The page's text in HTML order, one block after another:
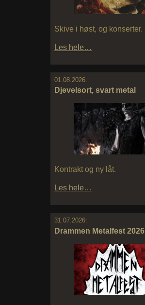
Skive i høst, og konserter.
Les hele…
01.08.2026:
Djevelsort, svart metal
Kontrakt og ny låt.
Les hele…
31.07.2026:
Drammen Metalfest 2026